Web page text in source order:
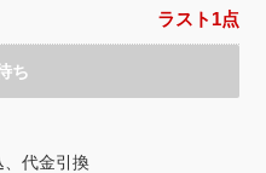
ラスト1点
ち
、代金引換